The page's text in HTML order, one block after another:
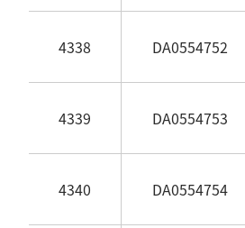
4338 DA0554752
4339 DA0554753
4340 DA0554754